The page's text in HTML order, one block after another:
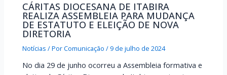
CÁRITAS DIOCESANA DE ITABIRA
REALIZA ASSEMBLEIA PARA MUDANÇA
DE ESTATUTO E ELEIÇÃO DE NOVA
DIRETORIA
Notícias / PorComunicação/ 9 de julho de 2024
No dia 29 de junho ocorreu a Assembleia formativa e